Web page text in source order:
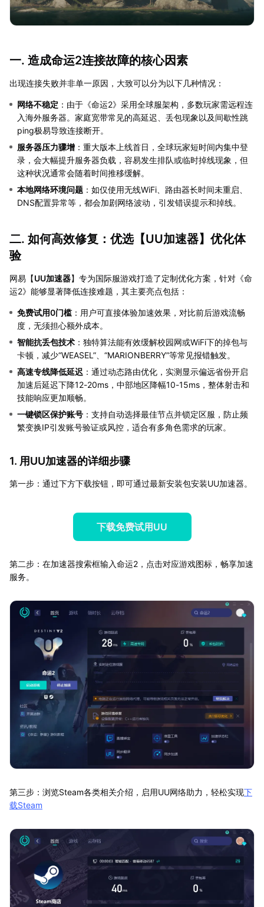
一. 造成命运2连接故障的核心因素
出现连接失败并非单一原因，大致可以分为以下几种情况：
网络不稳定 ：由于《命运2》采用全球服架构，多数玩家需远程连
入海外服务器。家庭宽带常见的高延迟、丢包现象以及间歇性跳
ping极易导致连接断开。
服务器压力骤增 ：重大版本上线首日，全球玩家短时间内集中登
录，会大幅提升服务器负载，容易发生排队或临时掉线现象，但
这种状况通常会随着时间推移缓解。
本地网络环境问题 ：如仅使用无线WiFi、路由器长时间未重启、
DNS配置异常等，都会加剧网络波动，引发错误提示和掉线。
二. 如何高效修复：优选【UU加速器】优化体
验
网易【UU加速器】专为国际服游戏打造了定制优化方案，针对《命
运2》能够显著降低连接难题，其主要亮点包括：
免费试用0门槛 ：用户可直接体验加速效果，对比前后游戏流畅
度，无须担心额外成本。
智能抗丢包技术 ：独特算法能有效缓解校园网或WiFi下的掉包与
卡顿，减少“WEASEL”、“MARIONBERRY”等常见报错触发。
高速专线降低延迟 ：通过动态路由优化，实测显示偏远省份开启
加速后延迟下降12-20ms，中部地区降幅10-15ms，整体射击和
技能响应更加顺畅。
一键锁区保护账号 ：支持自动选择最佳节点并锁定区服，防止频
繁变换IP引发账号验证或风控，适合有多角色需求的玩家。
1. 用UU加速器的详细步骤
第一步：通过下方下载按钮，即可通过最新安装包安装UU加速器。
下载免费试用UU
第二步：在加速器搜索框输入命运2，点击对应游戏图标，畅享加速
服务。
第三步：浏览Steam各类相关介绍，启用UU网络助力，轻松实现下
载Steam